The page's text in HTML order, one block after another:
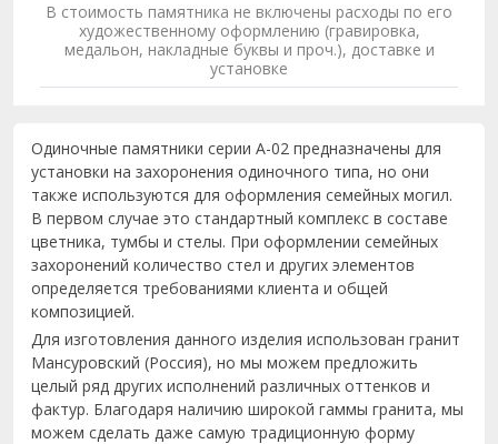
В стоимость памятника не включены расходы по его
художественному оформлению (гравировка,
медальон, накладные буквы и проч.), доставке и
установке
Одиночные памятники серии A-02 предназначены для
установки на захоронения одиночного типа, но они
также используются для оформления семейных могил.
В первом случае это стандартный комплекс в составе
цветника, тумбы и стелы. При оформлении семейных
захоронений количество стел и других элементов
определяется требованиями клиента и общей
композицией.
Для изготовления данного изделия использован гранит
Мансуровский (Россия), но мы можем предложить
целый ряд других исполнений различных оттенков и
фактур. Благодаря наличию широкой гаммы гранита, мы
можем сделать даже самую традиционную форму